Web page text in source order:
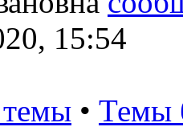
15:54
• Темы